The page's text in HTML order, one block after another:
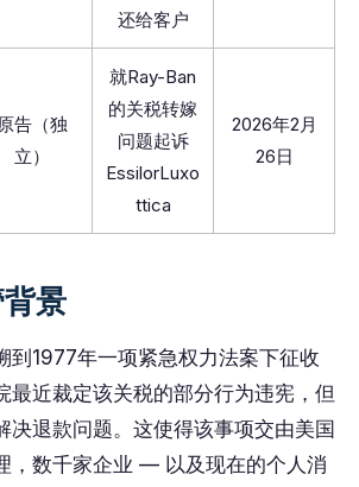
还给客户
告（独
立）
就Ray-Ban
的关税转嫁
问题起诉
EssilorLuxo
ttica
2026年2月
26日
景
到1977年一项紧急权力法案下征收
最近裁定该关税的部分行为违宪，但
决退款问题。这使得该事项交由美国
，数千家企业 — 以及现在的个人消